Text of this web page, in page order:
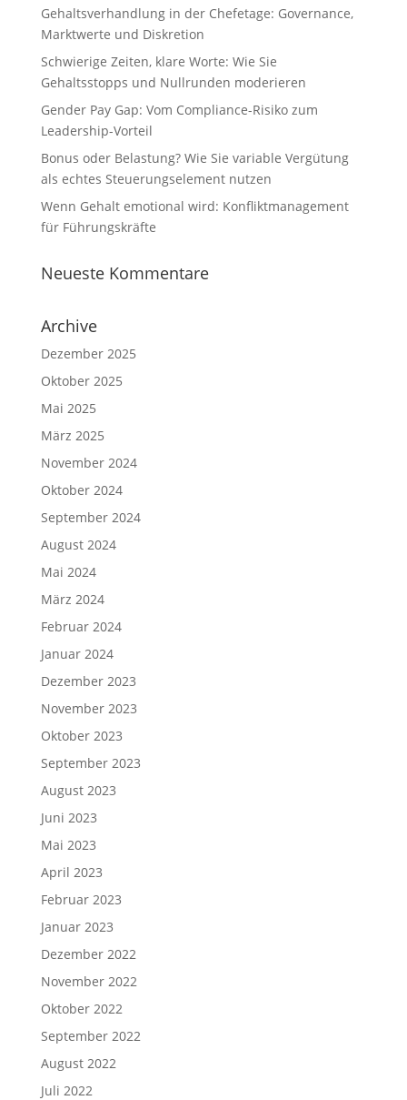
Gehaltsverhandlung in der Chefetage: Governance,
Marktwerte und Diskretion
Schwierige Zeiten, klare Worte: Wie Sie
Gehaltsstopps und Nullrunden moderieren
Gender Pay Gap: Vom Compliance-Risiko zum
Leadership-Vorteil
Bonus oder Belastung? Wie Sie variable Vergütung
als echtes Steuerungselement nutzen
Wenn Gehalt emotional wird: Konfliktmanagement
für Führungskräfte
Neueste Kommentare
Archive
Dezember 2025
Oktober 2025
Mai 2025
März 2025
November 2024
Oktober 2024
September 2024
August 2024
Mai 2024
März 2024
Februar 2024
Januar 2024
Dezember 2023
November 2023
Oktober 2023
September 2023
August 2023
Juni 2023
Mai 2023
April 2023
Februar 2023
Januar 2023
Dezember 2022
November 2022
Oktober 2022
September 2022
August 2022
Juli 2022